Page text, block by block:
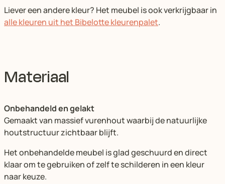
Liever een andere kleur? Het meubel is ook verkrijgbaar in
alle kleuren uit het Bibelotte kleurenpalet.
Materiaal
Onbehandeld en gelakt
Gemaakt van massief vurenhout waarbij de natuurlijke
houtstructuur zichtbaar blijft.
Het onbehandelde meubel is glad geschuurd en direct
klaar om te gebruiken of zelf te schilderen in een kleur
naar keuze.